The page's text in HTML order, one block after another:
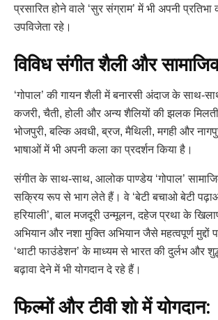
प्रसारित होने वाले ‘सुर संग्राम’ में भी अपनी
उपविजेता रहे।
विविध संगीत शैली और
‘गोपाल’ की गायन शैली में बनारसी अंदाज के साथ-
कजरी, चैती, होली और अन्य शैलियों की झलक
भोजपुरी, बल्कि अवधी, ब्रज, मैथिली, मगही और
भाषाओं में भी अपनी कला का प्रदर्शन किया है।
संगीत के साथ-साथ, आलोक पाण्डेय ‘गोपाल’
सक्रिय रूप से भाग लेते हैं। वे ‘बेटी बचाओ बेटी
हरियाली’, बाल मजदूरी उन्मूलन, दहेज प्रथा के
अभियान और नशा मुक्ति अभियान जैसे महत्वपूर्ण
‘थाटी फाउंडेशन’ के माध्यम से भारत की दुर्लभ और
बढ़ावा देने में भी योगदान दे रहे हैं।
फिल्मों और टीवी शो में योगदान: